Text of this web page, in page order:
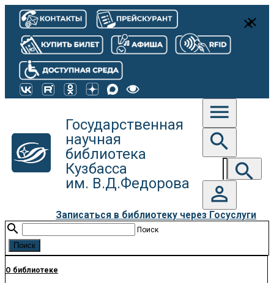
Государственная
научная
библиотека
Кузбасса
им. В.Д.Федорова
menu
search
search
person_outline
Записаться в библиотеку через Госуслуги
close
search Поиск
О библиотеке
close